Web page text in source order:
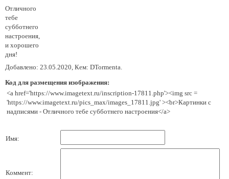
Отличного
тебе
субботнего
настроения,
и хорошего
дня!
Добавлено: 23.05.2020, Кем: DTormenta.
Код для размещения изображения:
<a href='https://www.imagetext.ru/inscription-17811.php'><img src =
'https://www.imagetext.ru/pics_max/images_17811.jpg' ><br>Картинки с
надписями - Отличного тебе субботнего настроения</a>
Имя:
Коммент: